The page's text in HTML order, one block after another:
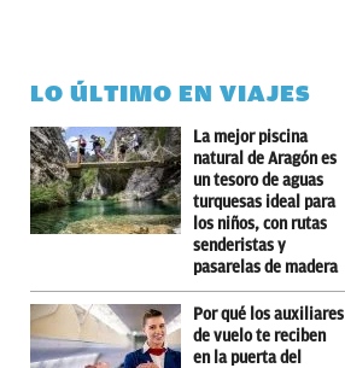
LO ÚLTIMO EN VIAJES
La mejor piscina
natural de Aragón es
un tesoro de aguas
turquesas ideal para
los niños, con rutas
senderistas y
pasarelas de madera
Por qué los auxiliares
de vuelo te reciben
en la puerta del